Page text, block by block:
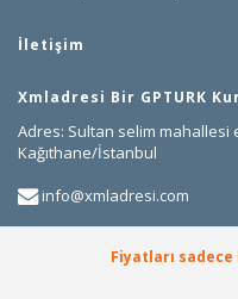
İletişim
Xmladresi Bir GPTURK
Adres: Sultan selim mahallesi
Kağıthane/İstanbul
info@xmladresi.com
Fiyatları